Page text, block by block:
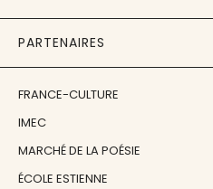
PARTENAIRES
FRANCE-CULTURE
IMEC
MARCHÉ DE LA POÉSIE
ÉCOLE ESTIENNE